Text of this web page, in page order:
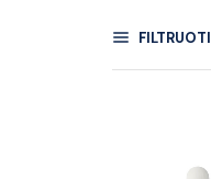
FILTRUOTI